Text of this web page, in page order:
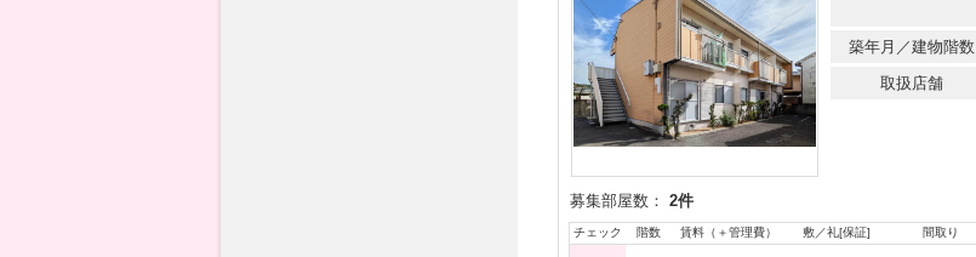
築年月／建物階数
取扱店舗
募集部屋数： 2件
チェック 階数 賃料（＋管理費） 敷／礼[保証] 間取り